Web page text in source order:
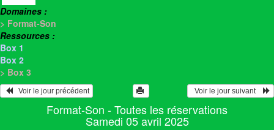
Domaines :
> Format-Son
Ressources :
Box 1
Box 2
> Box 3
   Voir le jour précédent
  Voir le jour suivant
Format-Son - Toutes les réservations
Samedi 05 avril 2025